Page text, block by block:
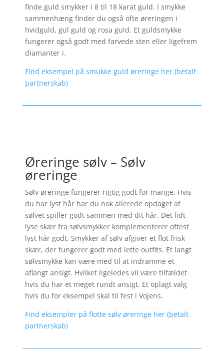
finde guld smykker i 8 til 18 karat guld. I smykke
sammenhæng finder du også ofte øreringen i
hvidguld, gul guld og rosa guld. Et guldsmykke
fungerer også godt med farvede sten eller ligefrem
diamanter i.
Find eksempel på smukke guld øreringe her (betalt
partnerskab)
Øreringe sølv – Sølv
øreringe
Sølv øreringe fungerer rigtig godt for mange. Hvis
du har lyst hår har du nok allerede opdaget af
sølvet spiller godt sammen med dit hår. Det lidt
lyse skær fra sølvsmykker komplementerer oftest
lyst hår godt. Smykker af sølv afgiver et flot frisk
skær, der fungerer godt med lette outfits. Et langt
sølvsmykke kan være med til at indramme et
aflangt ansigt. Hvilket ligeledes vil være tilfældet
hvis du har et meget rundt ansigt. Et oplagt valg
hvis du for eksempel skal til fest i Vojens.
Find eksempler på flotte sølv øreringe her (betalt
partnerskab)